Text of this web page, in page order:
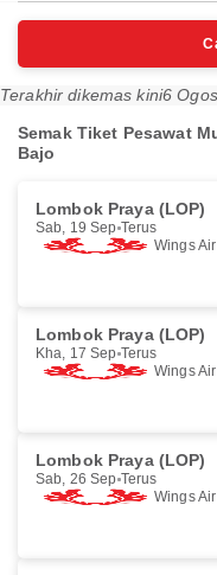
Terakhir dikemas kini6
Semak Tiket Pesawat
Bajo
Lombok Praya (LOP)
Sab, 19 Sep Terus
Wings Air
Lombok Praya (LOP)
Kha, 17 Sep Terus
Wings Air
Lombok Praya (LOP)
Sab, 26 Sep Terus
Wings Air